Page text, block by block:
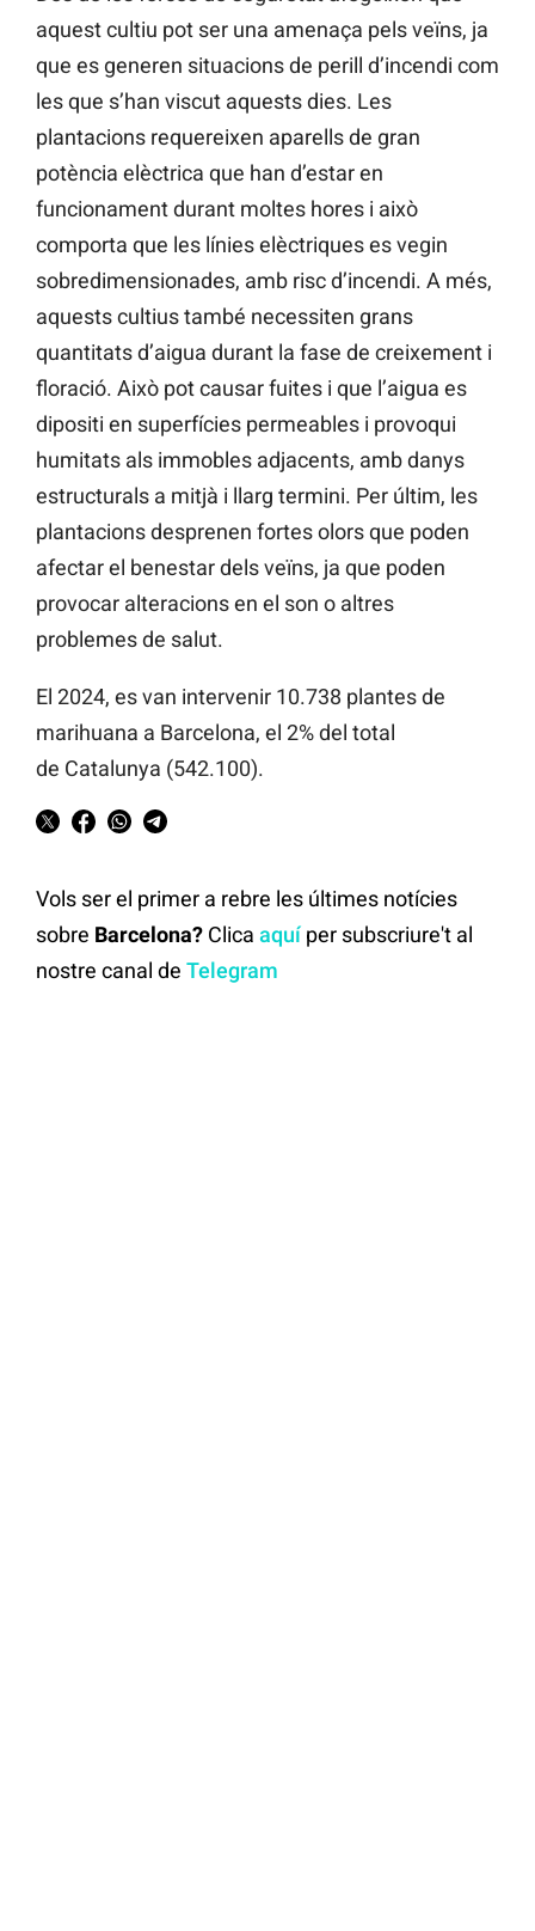
aquest cultiu pot ser una amenaça pels veïns, ja
que es generen situacions de perill d’incendi com
les que s’han viscut aquests dies. Les
plantacions requereixen aparells de gran
potència elèctrica que han d’estar en
funcionament durant moltes hores i això
comporta que les línies elèctriques es vegin
sobredimensionades, amb risc d’incendi. A més,
aquests cultius també necessiten grans
quantitats d’aigua durant la fase de creixement i
floració. Això pot causar fuites i que l’aigua es
dipositi en superfícies permeables i provoqui
humitats als immobles adjacents, amb danys
estructurals a mitjà i llarg termini. Per últim, les
plantacions desprenen fortes olors que poden
afectar el benestar dels veïns, ja que poden
provocar alteracions en el son o altres
problemes de salut.
El 2024, es van intervenir 10.738 plantes de
marihuana a Barcelona, el 2% del total
de Catalunya (542.100).
Vols ser el primer a rebre les últimes notícies
sobre Barcelona? Clica aquíper subscriure't al
nostre canal de Telegram